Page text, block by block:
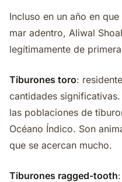
Incluso en un año en
mar adentro, Aliwal
legítimamente de
Tiburones toro:
cantidades
las poblaciones de
Océano Índico. Son
que se acercan mucho.
Tiburones ragged-tooth